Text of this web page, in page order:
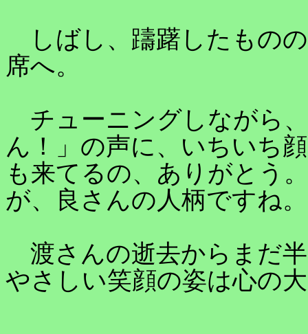
しばし、躊躇したもの
席へ。
チューニングしながら
ん！」の声に、いちいち
も来てるの、ありがとう
が、良さんの人柄ですね。
渡さんの逝去からまだ
やさしい笑顔の姿は心の